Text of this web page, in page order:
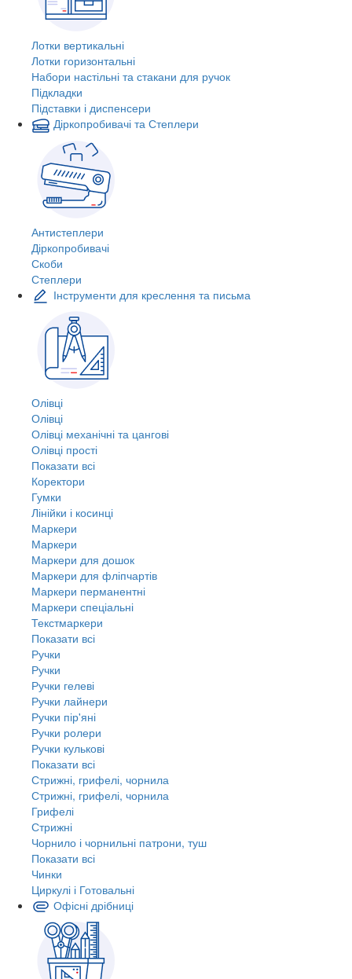
Лотки вертикальні
Лотки горизонтальні
Набори настільні та стакани для ручок
Підкладки
Підставки і диспенсери
Діркопробивачі та Степлери
Антистеплери
Діркопробивачі
Скоби
Степлери
Інструменти для креслення та письма
Олівці
Олівці
Олівці механічні та цангові
Олівці прості
Показати всі
Коректори
Гумки
Лінійки і косинці
Маркери
Маркери
Маркери для дошок
Маркери для фліпчартів
Маркери перманентні
Маркери спеціальні
Текстмаркери
Показати всі
Ручки
Ручки
Ручки гелеві
Ручки лайнери
Ручки пір'яні
Ручки ролери
Ручки кулькові
Показати всі
Стрижні, грифелі, чорнила
Стрижні, грифелі, чорнила
Грифелі
Стрижні
Чорнило і чорнильні патрони, туш
Показати всі
Чинки
Циркулі і Готовальні
Офісні дрібниці